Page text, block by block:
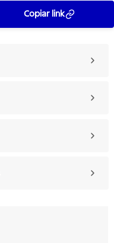
Copiar link